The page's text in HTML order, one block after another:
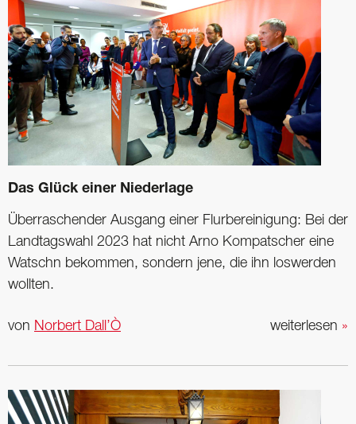
Das Glück einer Niederlage
Überraschender Ausgang einer Flurbereinigung: Bei der
Landtagswahl 2023 hat nicht Arno Kompatscher eine
Watschn bekommen, sondern jene, die ihn loswerden
wollten.
weiterlesen »
von Norbert Dall’Ò